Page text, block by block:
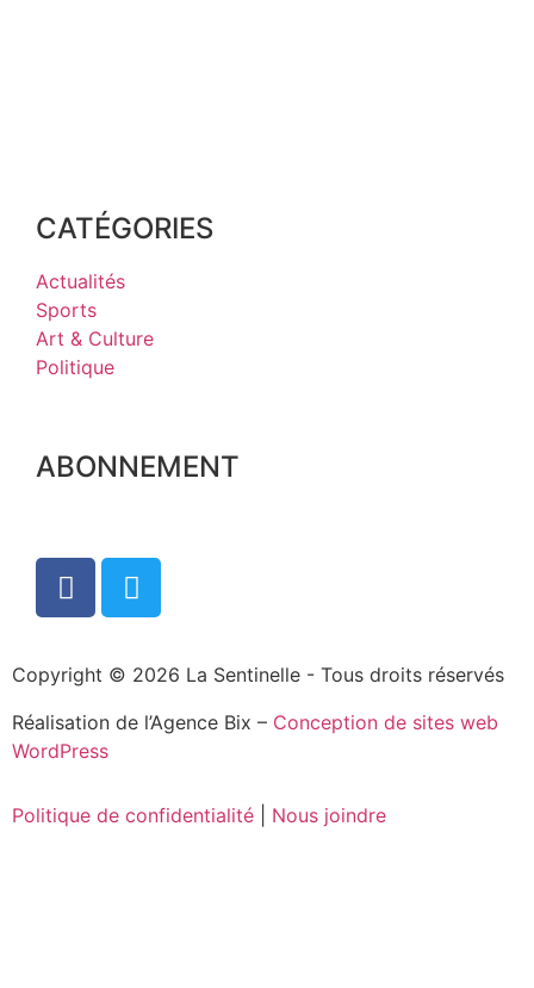
CATÉGORIES
Actualités
Sports
Art & Culture
Politique
ABONNEMENT
Copyright © 2026 La Sentinelle - Tous droits réservés
Réalisation de l’Agence Bix – Conception de sites web
WordPress
Politique de confidentialité Nous joindre